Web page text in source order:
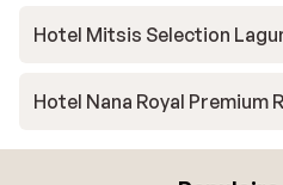
Hotel Mitsis Selection
Hotel Nana Royal Premium